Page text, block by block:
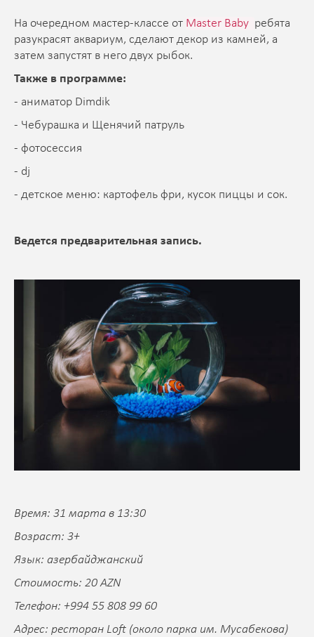
На очередном мастер-классе от Master Baby ребята
разукрасят аквариум, сделают декор из камней, а
затем запустят в него двух рыбок.
Также в программе:
- аниматор Dimdik
- Чебурашка и Щенячий патруль
- фотосессия
- dj
- детское меню: картофель фри, кусок пиццы и сок.
Ведется предварительная запись.
Время: 31 марта в 13:30
Возраст: 3+
Язык: азербайджанский
Стоимость: 20 AZN
Телефон: +994 55 808 99 60
Адрес: ресторан Loft (около парка им. Мусабекова)